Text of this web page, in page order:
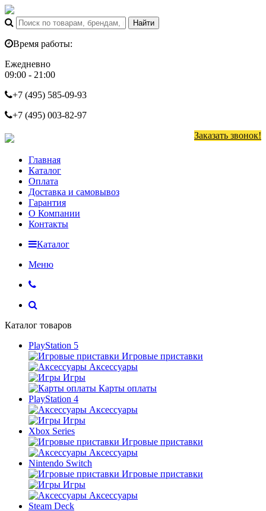
Время работы:
Ежедневно
09:00 - 21:00
+7 (495) 585-09-93
+7 (495) 003-82-97
Заказать звонок!
Главная
Каталог
Оплата
Доставка и самовывоз
Гарантия
О Компании
Контакты
Каталог
Меню
Каталог товаров
PlayStation 5
Игровые приставки
Аксессуары
Игры
Карты оплаты
PlayStation 4
Аксессуары
Игры
Xbox Series
Игровые приставки
Аксессуары
Nintendo Switch
Игровые приставки
Игры
Аксессуары
Steam Deck